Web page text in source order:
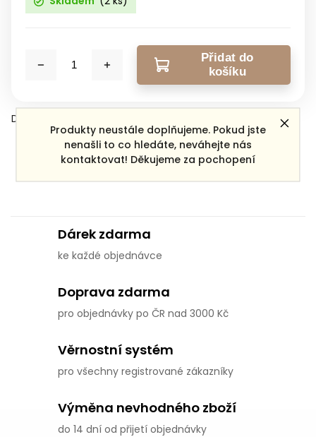
Produkty neustále doplňujeme. Pokud jste
nenašli to co hledáte, neváhejte nás
kontaktovat! Děkujeme za pochopení
Přidat do
košíku
Detailní informace
Zeptat se Sdílet
Dárek zdarma
ke každé objednávce
Doprava zdarma
pro objednávky po ČR nad 3000 Kč
Věrnostní systém
pro všechny registrované zákazníky
Výměna nevhodného zboží
do 14 dní od přijetí objednávky